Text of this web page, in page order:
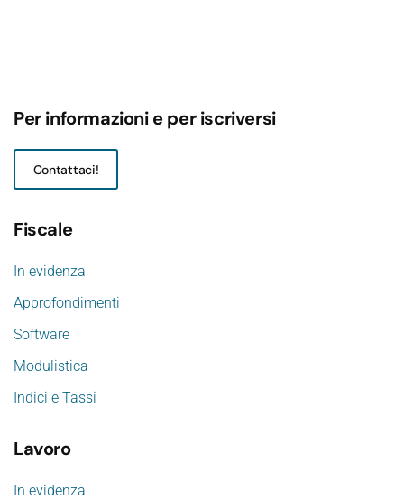
Per informazioni e per iscriversi
Contattaci!
Fiscale
In evidenza
Approfondimenti
Software
Modulistica
Indici e Tassi
Lavoro
In evidenza